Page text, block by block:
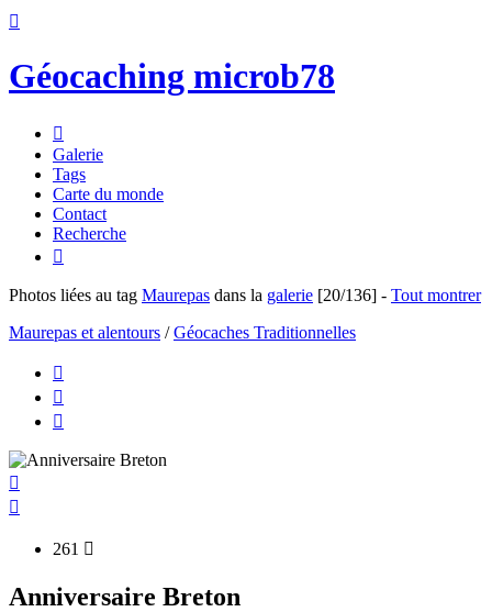

Géocaching microb78

Galerie
Tags
Carte du monde
Contact
Recherche

Photos liées au tag Maurepas dans la galerie [20/136] - Tout montrer
Maurepas et alentours / Géocaches Traditionnelles





261 
Anniversaire Breton